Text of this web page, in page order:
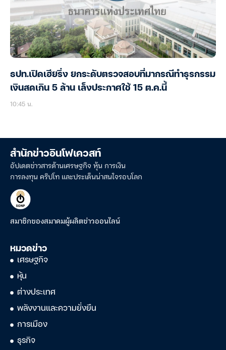
ธปท.เปิดเฮียริ่ง ยกระดับตรวจสอบที่มากรณีทำธุรกรรม
เงินสดเกิน 5 ล้าน เล็งประกาศใช้ 15 ต.ค.นี้
10:45 น.
สำนักข่าวอินโฟเควสท์
อัปเดตข่าวสารด้านเศรษฐกิจ หุ้น การเงิน
การลงทุน คริปโท และประเด็นน่าสนใจรอบโลก
สมาชิกของสมาคมผู้ผลิตข่าวออนไลน์
หมวดข่าว
เศรษฐกิจ
หุ้น
ต่างประเทศ
พลังงานและความยั่งยืน
การเมือง
ธุรกิจ